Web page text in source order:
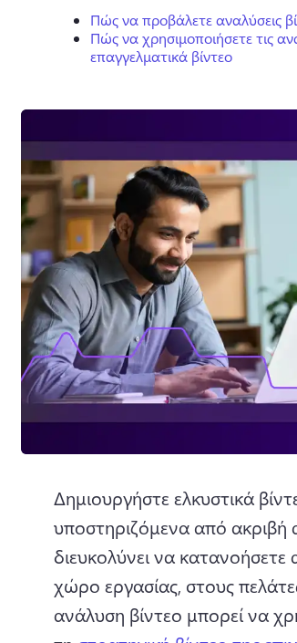
Πώς να προβάλετε αναλύσεις
Πώς να χρησιμοποιήσετε τις
επαγγελματικά βίντεο
Δημιουργήστε ελκυστικά
υποστηριζόμενα από ακριβή
διευκολύνει να
χώρο εργασίας, στους
ανάλυση βίντεο μπορεί να